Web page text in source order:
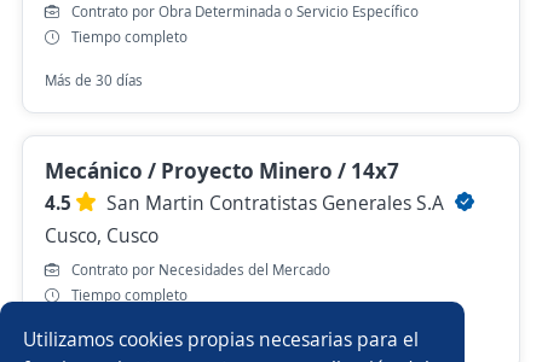
Contrato por Obra Determinada o Servicio Específico
Tiempo completo
Más de 30 días
Mecánico / Proyecto Minero / 14x7
4.5
San Martin Contratistas Generales S.A
Cusco, Cusco
Contrato por Necesidades del Mercado
Tiempo completo
Hace 6 días
Utilizamos cookies propias necesarias para el